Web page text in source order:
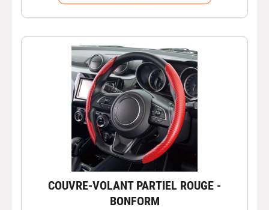
COUVRE-VOLANT PARTIEL ROUGE -
BONFORM